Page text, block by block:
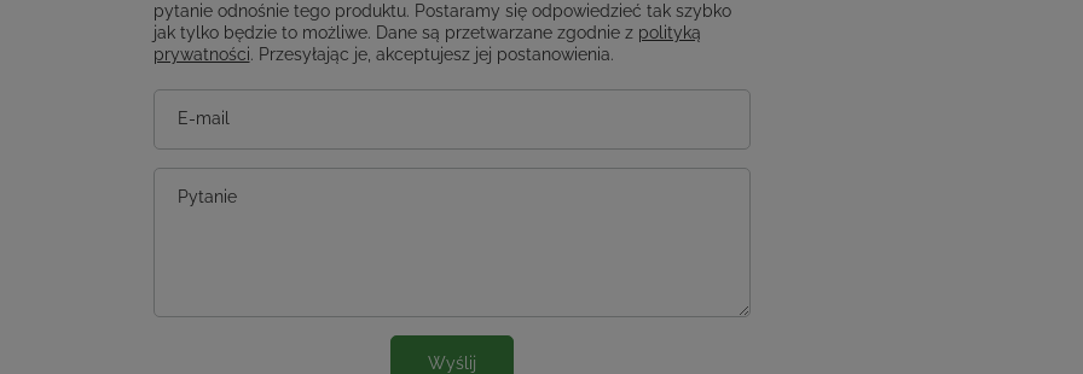
pytanie odnośnie tego produktu. Postaramy się odpowiedzieć tak szybko
jak tylko będzie to możliwe. Dane są przetwarzane zgodnie z polityką
prywatności. Przesyłając je, akceptujesz jej postanowienia.
E-mail
Pytanie
Wyślij